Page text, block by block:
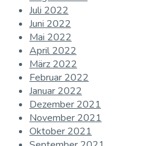
Juli 2022
Juni 2022
Mai 2022
April 2022
März 2022
Februar 2022
Januar 2022
Dezember 2021
November 2021
Oktober 2021